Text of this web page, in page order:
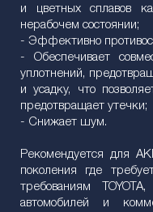
и цветных сплавов
нерабочем состоянии;
- Эффективно
- Обеспечивает
уплотнений,
и усадку, что
предотвращает утечки;
- Снижает шум.
Рекомендуется для
поколения где
требованиям
автомобилей и